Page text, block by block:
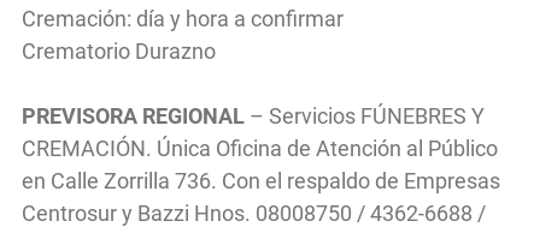
Cremación: día y hora a confirmar
Crematorio Durazno
PREVISORA REGIONAL – Servicios FÚNEBRES Y
CREMACIÓN. Única Oficina de Atención al Público
en Calle Zorrilla 736. Con el respaldo de Empresas
Centrosur y Bazzi Hnos. 08008750 / 4362-6688 /